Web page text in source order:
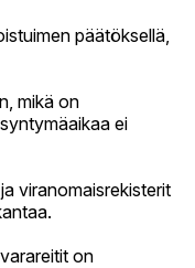
päätöksellä,
mikä on
ei
viranomaisrekisterit
on